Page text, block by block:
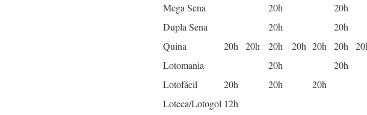
Mega Sena 20h
20h
Dupla Sena
20h
20h
Quina
20h 20h 20h 20h 20h 20h
Lotomania
20h
20h
Lotofácil
20h 20h
20h
Loteca/Lotogol 12h